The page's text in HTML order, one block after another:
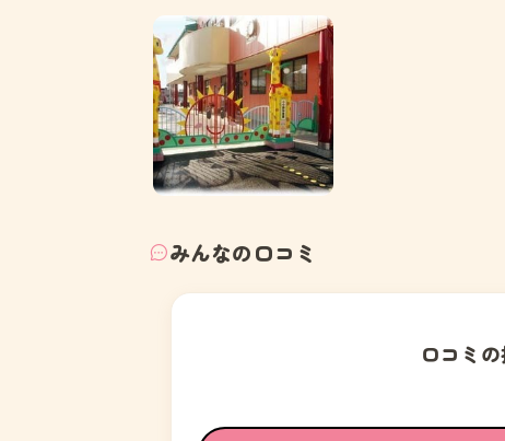
みんなの口コミ
口コミ